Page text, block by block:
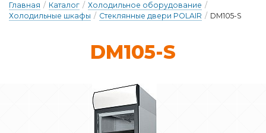
Главная / Каталог / Холодильное оборудование /
Холодильные шкафы / Стеклянные двери POLAIR / DM105-S
DM105-S